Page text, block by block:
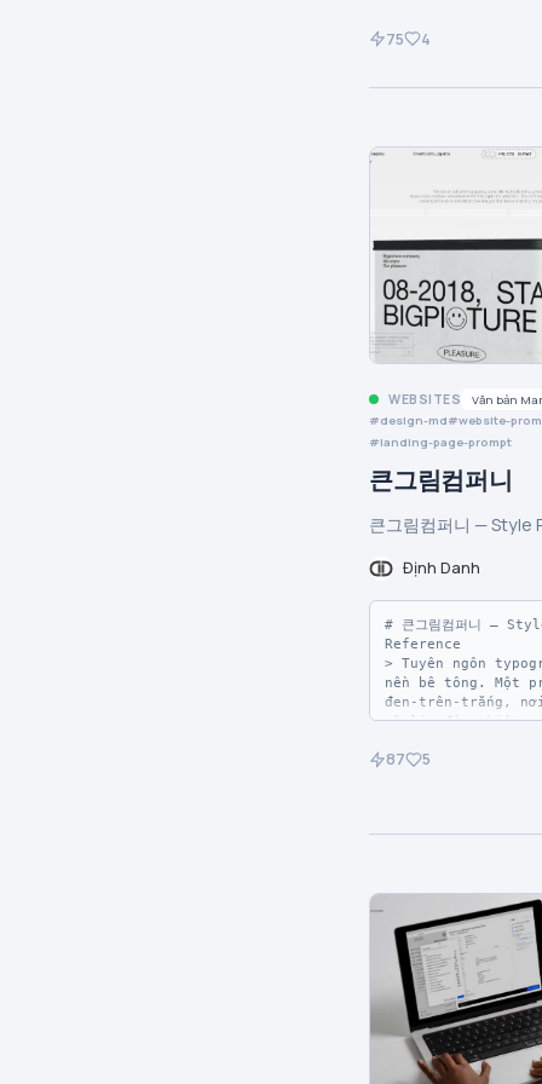
-----|
| Electric Cobalt
Hero panels,
hiệu chính, được
trang |
`--color-indigo-
Primary filled
và border của
xanh hơi sáng hơn,
tím dành cho các
tác cần cảm giác
có thể click |
`--color-deep-
Primary text,
dark button
ấm mang vẻ uy
gay gắt như #000 |
color-sky-tint` |
button borders,
Electric Cobalt cho
khoảnh khắc xanh
ưu thế |
trắng. Giao diện
full-bleed (nơi
tĩnh (nơi kể
đảm nhận).
tố nổi bật nhất —
sans-serif công
(LamboType) chỉ
bằng CHỮ IN HOA,
mạnh mẽ lên
tối giản và mang
trúc: không card
không soft shadow,
bề mặt góc cạnh,
màu vàng rực rỡ
như gallery bị phá
điểm nhấn màu
giống như một
bị phá vỡ bởi một
màu vàng dưới ánh
spotlight.
## Tokens — Colors
trò |
|------|-------
`--color-giallo-
nhấn tần suất
nâng cấp lên màu
| Giallo Ombra |
`--color-giallo-
Trạng thái hover
thứ cấp, list
brand accent —
mustard đậm hơn
| Carbony Black |
75 4
WEBSITES
Văn bản
design-md
website-
landing-page-prompt
큰그림컴퍼니
큰그림컴퍼니 — Style
Định Danh
# 큰그림컴퍼니 —
Reference
> Tuyên ngôn
nền bê tông. Một
đen-trên-trắng,
cỡ lớn đảm nhiệm
nhất là một tờ giấy
lý trang web như
kit in ấn được
thô. Giao diện
màu sắc và hoàn
mực đen, khoảng
kẻ mảnh (hairline
một kết cấu giấy
nhất để tạo bầu
Typography chính
display
87 5